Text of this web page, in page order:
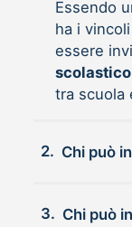
Essendo
ha i
essere
scolastico
tra scuola
2.
3. Chi può